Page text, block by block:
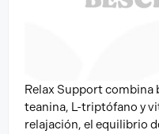
Relax Support combina
teanina, L-triptófano y
relajación, el equilibrio